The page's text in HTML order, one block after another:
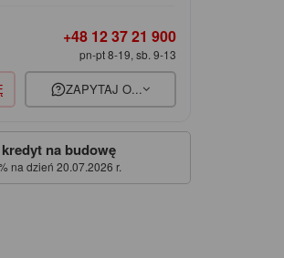
+48 12 37 21 900
pn-pt 8-19, sb. 9-13
ZAPYTAJ O...
na budowę
na dzień 20.07.2026 r.